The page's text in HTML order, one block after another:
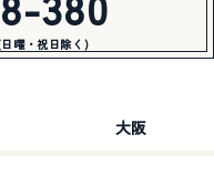
曜・祝日除く)
大阪